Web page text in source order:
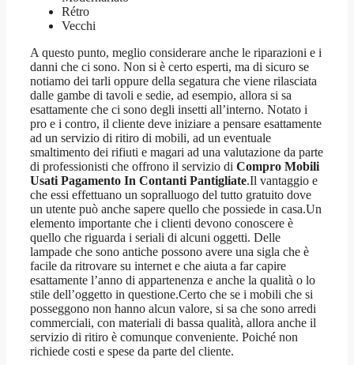
Rétro
Vecchi
A questo punto, meglio considerare anche le riparazioni e i
danni che ci sono. Non si è certo esperti, ma di sicuro se
notiamo dei tarli oppure della segatura che viene rilasciata
dalle gambe di tavoli e sedie, ad esempio, allora si sa
esattamente che ci sono degli insetti all’interno. Notato i
pro e i contro, il cliente deve iniziare a pensare esattamente
ad un servizio di ritiro di mobili, ad un eventuale
smaltimento dei rifiuti e magari ad una valutazione da parte
di professionisti che offrono il servizio di Compro Mobili
Usati Pagamento In Contanti Pantigliate.Il vantaggio e
che essi effettuano un sopralluogo del tutto gratuito dove
un utente può anche sapere quello che possiede in casa.Un
elemento importante che i clienti devono conoscere è
quello che riguarda i seriali di alcuni oggetti. Delle
lampade che sono antiche possono avere una sigla che è
facile da ritrovare su internet e che aiuta a far capire
esattamente l’anno di appartenenza e anche la qualità o lo
stile dell’oggetto in questione.Certo che se i mobili che si
posseggono non hanno alcun valore, si sa che sono arredi
commerciali, con materiali di bassa qualità, allora anche il
servizio di ritiro è comunque conveniente. Poiché non
richiede costi e spese da parte del cliente.